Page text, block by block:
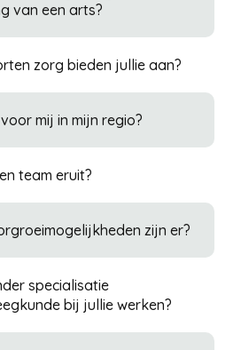
van een arts?
zorg bieden jullie aan?
mij in mijn regio?
team eruit?
zijn er?
specialisatie
bij jullie werken?